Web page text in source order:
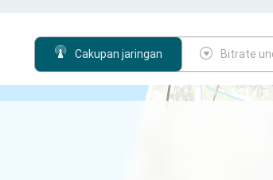
Cakupan jaringan Bitrate